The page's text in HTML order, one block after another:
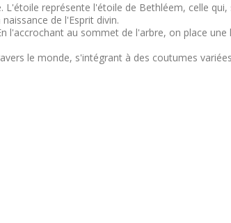
représente l'étoile de Bethléem, celle qui,
de l'Esprit divin.
l'accrochant au sommet de l'arbre, on place
le monde, s'intégrant à des coutumes